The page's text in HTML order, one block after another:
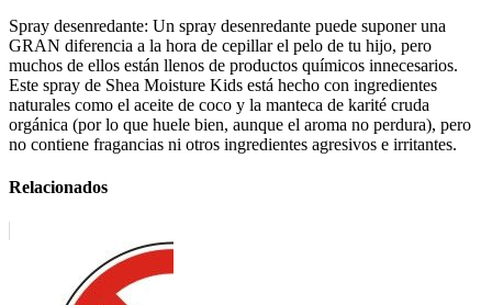
Spray desenredante: Un spray desenredante puede suponer una
GRAN diferencia a la hora de cepillar el pelo de tu hijo, pero
muchos de ellos están llenos de productos químicos innecesarios.
Este spray de Shea Moisture Kids está hecho con ingredientes
naturales como el aceite de coco y la manteca de karité cruda
orgánica (por lo que huele bien, aunque el aroma no perdura), pero
no contiene fragancias ni otros ingredientes agresivos e irritantes.
Relacionados